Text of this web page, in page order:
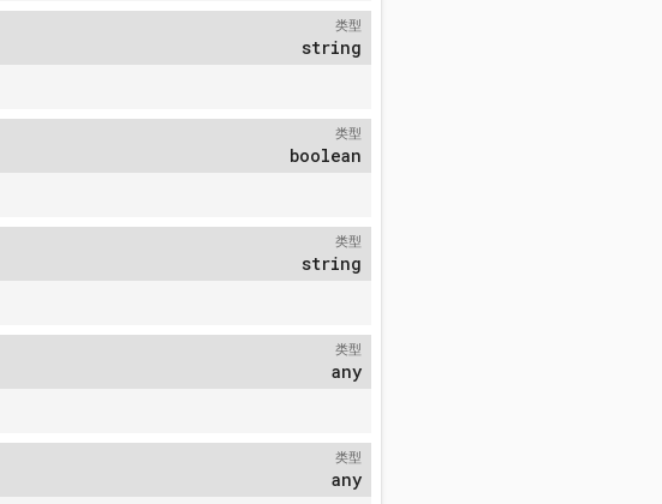
类型
string
类型
boolean
类型
string
类型
any
类型
any